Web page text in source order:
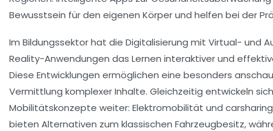
Bewusstsein für den eigenen Körper und helfen bei der
Im Bildungssektor hat die Digitalisierung mit Virtual- und
Reality-Anwendungen das Lernen interaktiver und
Diese Entwicklungen ermöglichen eine besonders
Vermittlung komplexer Inhalte. Gleichzeitig entwickeln sich
Mobilitätskonzepte weiter: Elektromobilität und
bieten Alternativen zum klassischen Fahrzeugbesitz,